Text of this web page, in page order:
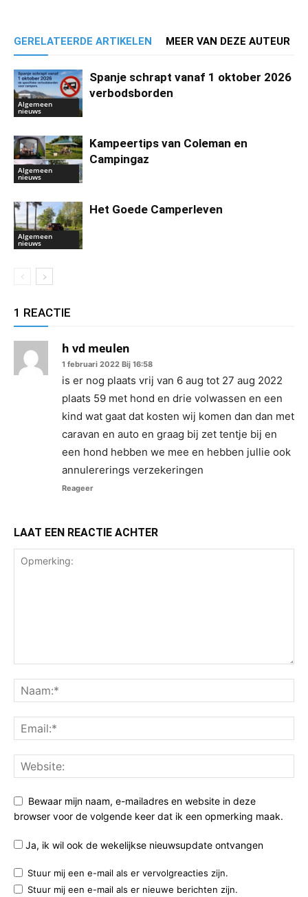
GERELATEERDE ARTIKELEN MEER VAN DEZE AUTEUR
Algemeen
nieuws
Spanje schrapt vanaf 1 oktober 2026
verbodsborden
Algemeen
nieuws
Kampeertips van Coleman en
Campingaz
Algemeen
nieuws
Het Goede Camperleven
1 REACTIE
h vd meulen
1 februari 2022 Bij 16:58
is er nog plaats vrij van 6 aug tot 27 aug 2022
plaats 59 met hond en drie volwassen en een
kind wat gaat dat kosten wij komen dan dan met
caravan en auto en graag bij zet tentje bij en
een hond hebben we mee en hebben jullie ook
annulererings verzekeringen
Reageer
LAAT EEN REACTIE ACHTER
Bewaar mijn naam, e-mailadres en website in deze
browser voor de volgende keer dat ik een opmerking maak.
Ja, ik wil ook de wekelijkse nieuwsupdate ontvangen
Stuur mij een e-mail als er vervolgreacties zijn.
Stuur mij een e-mail als er nieuwe berichten zijn.